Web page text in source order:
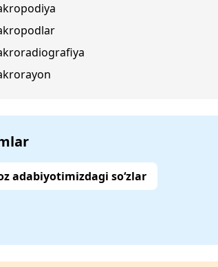
adabiyotimizdagi so‘zlar